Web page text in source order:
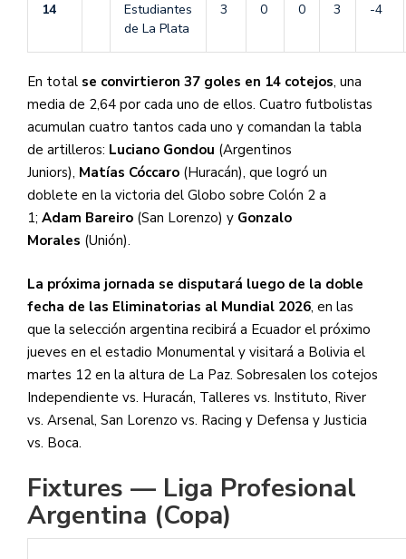
14
Estudiantes
de La Plata
3 0 0 3 -4
En total se convirtieron 37 goles en 14 cotejos, una
media de 2,64 por cada uno de ellos. Cuatro futbolistas
acumulan cuatro tantos cada uno y comandan la tabla
de artilleros: Luciano Gondou (Argentinos
Juniors), Matías Cóccaro (Huracán), que logró un
doblete en la victoria del Globo sobre Colón 2 a
1; Adam Bareiro (San Lorenzo) y Gonzalo
Morales (Unión).
La próxima jornada se disputará luego de la doble
fecha de las Eliminatorias al Mundial 2026, en las
que la selección argentina recibirá a Ecuador el próximo
jueves en el estadio Monumental y visitará a Bolivia el
martes 12 en la altura de La Paz. Sobresalen los cotejos
Independiente vs. Huracán, Talleres vs. Instituto, River
vs. Arsenal, San Lorenzo vs. Racing y Defensa y Justicia
vs. Boca.
Fixtures — Liga Profesional
Argentina (Copa)